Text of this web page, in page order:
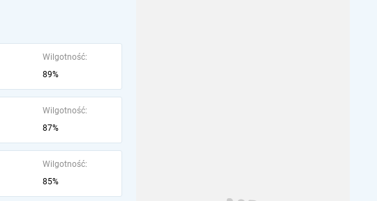
Wilgotność:
89%
Wilgotność:
87%
Wilgotność:
85%